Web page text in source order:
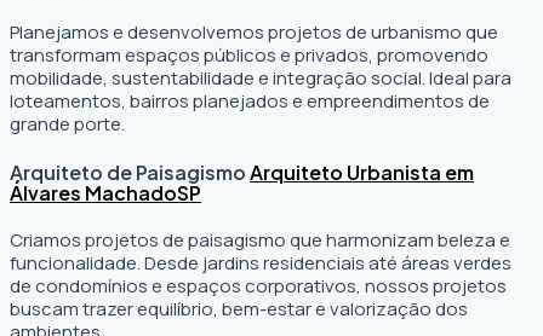
Planejamos e desenvolvemos projetos de urbanismo que
transformam espaços públicos e privados, promovendo
mobilidade, sustentabilidade e integração social. Ideal para
loteamentos, bairros planejados e empreendimentos de
grande porte.
Arquiteto de PaisagismoArquiteto Urbanista em
Álvares MachadoSP
Criamos projetos de paisagismo que harmonizam beleza e
funcionalidade. Desde jardins residenciais até áreas verdes
de condomínios e espaços corporativos, nossos projetos
buscam trazer equilíbrio, bem-estar e valorização dos